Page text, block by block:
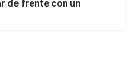
de frente con un